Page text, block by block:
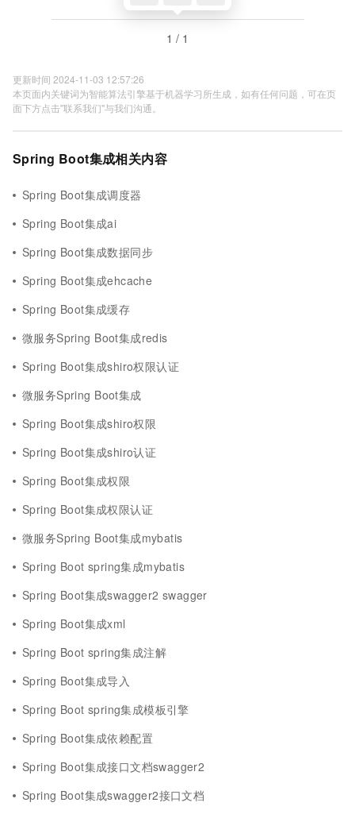
1 / 1
更新时间 2024-11-03 12:57:26
本页面内关键词为智能算法引擎基于机器学习所生成，如有任何问题，可在页
面下方点击"联系我们"与我们沟通。
Spring Boot集成相关内容
Spring Boot集成调度器
Spring Boot集成ai
Spring Boot集成数据同步
Spring Boot集成ehcache
Spring Boot集成缓存
微服务Spring Boot集成redis
Spring Boot集成shiro权限认证
微服务Spring Boot集成
Spring Boot集成shiro权限
Spring Boot集成shiro认证
Spring Boot集成权限
Spring Boot集成权限认证
微服务Spring Boot集成mybatis
Spring Boot spring集成mybatis
Spring Boot集成swagger2 swagger
Spring Boot集成xml
Spring Boot spring集成注解
Spring Boot集成导入
Spring Boot spring集成模板引擎
Spring Boot集成依赖配置
Spring Boot集成接口文档swagger2
Spring Boot集成swagger2接口文档